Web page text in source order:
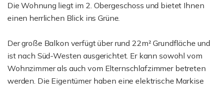
Die Wohnung liegt im 2. Obergeschoss und bietet Ihnen
einen herrlichen Blick ins Grüne.
Der große Balkon verfügt über rund 22m² Grundfläche und
ist nach Süd-Westen ausgerichtet. Er kann sowohl vom
Wohnzimmer als auch vom Elternschlafzimmer betreten
werden. Die Eigentümer haben eine elektrische Markise